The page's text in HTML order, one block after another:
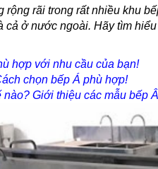
rãi trong rất nhiều khu
ở nước ngoài. Hãy tìm
hợp với nhu cầu của bạn!
chọn bếp Á phù hợp!
Giới thiệu các mẫu bếp